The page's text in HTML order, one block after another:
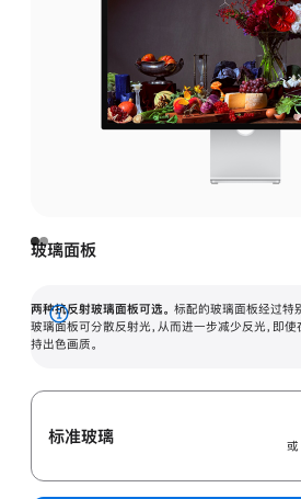
玻璃面板
两种抗反射玻璃面板可选。 标配的玻璃面板经过特
玻璃面板可分散反射光，从而进一步减少反光，即
持出色画质。
展
开
标准玻璃